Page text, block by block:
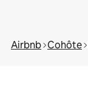
Airbnb Cohôte